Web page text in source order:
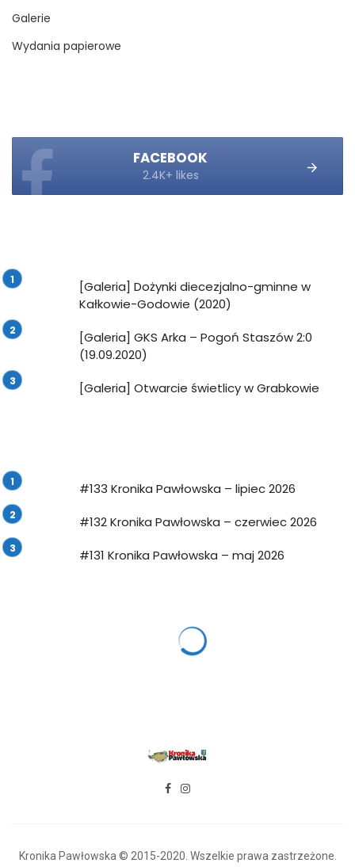
Galerie
Wydania papierowe
FACEBOOK
2.4K+ likes
[Galeria] Dożynki diecezjalno-gminne w
Kałkowie-Godowie (2020)
[Galeria] GKS Arka – Pogoń Staszów 2:0
(19.09.2020)
[Galeria] Otwarcie świetlicy w Grabkowie
#133 Kronika Pawłowska – lipiec 2026
#132 Kronika Pawłowska – czerwiec 2026
#131 Kronika Pawłowska – maj 2026
Kronika Pawłowska © 2015-2020. Wszelkie prawa zastrzeżone.